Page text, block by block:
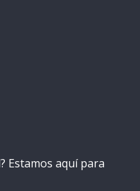
Estamos aquí para